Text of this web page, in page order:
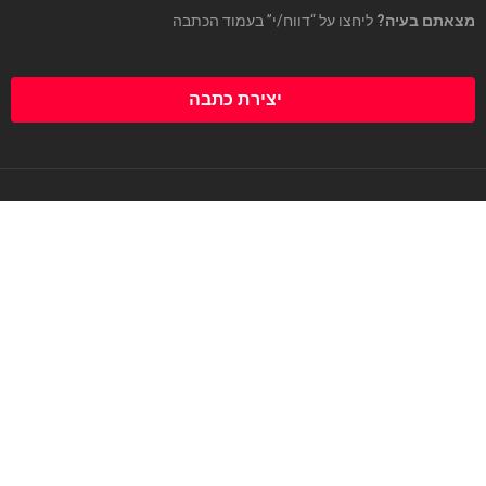
מצאתם בעיה? ליחצו על “דווח/י” בעמוד הכתבה
יצירת כתבה